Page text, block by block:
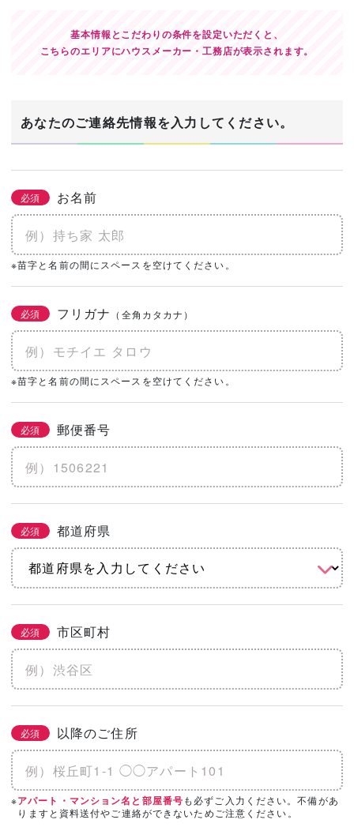
基本情報とこだわりの条件を設定いただくと、
こちらのエリアにハウスメーカー・工務店が表示されます。
あなたのご連絡先情報を入力してください。
必須 お名前
※苗字と名前の間にスペースを空けてください。
必須 フリガナ （全角カタカナ）
※苗字と名前の間にスペースを空けてください。
必須 郵便番号
必須 都道府県
必須 市区町村
必須 以降のご住所
※アパート・マンション名と部屋番号も必ずご入力ください。不備があ
りますと資料送付やご連絡ができないためご注意ください。